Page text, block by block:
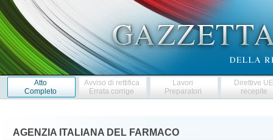
Atto
Completo
Avviso di rettifica
Errata corrige
Lavori
Preparatori
Direttive
recepite
AGENZIA ITALIANA DEL FARMACO